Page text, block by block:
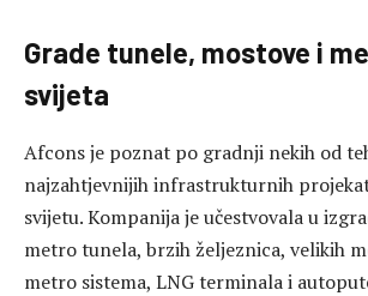
Grade tunele, mostove i
svijeta
Afcons je poznat po gradnji nekih od
najzahtjevnijih infrastrukturnih
svijetu. Kompanija je učestvovala u
metro tunela, brzih željeznica, velikih
metro sistema, LNG terminala i